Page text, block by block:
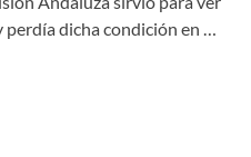
dicha condición en …